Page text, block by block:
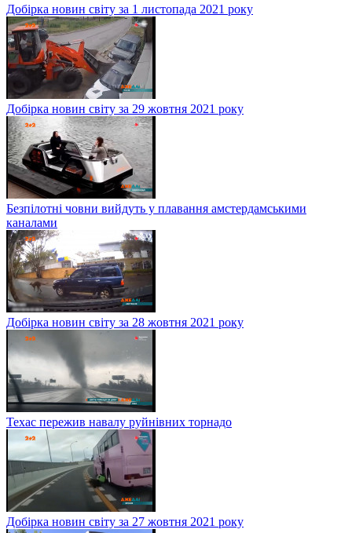
Добірка новин світу за 1 листопада 2021 року
Добірка новин світу за 29 жовтня 2021 року
Безпілотні човни вийдуть у плавання амстердамськими
каналами
Добірка новин світу за 28 жовтня 2021 року
Техас пережив навалу руйнівних торнадо
Добірка новин світу за 27 жовтня 2021 року